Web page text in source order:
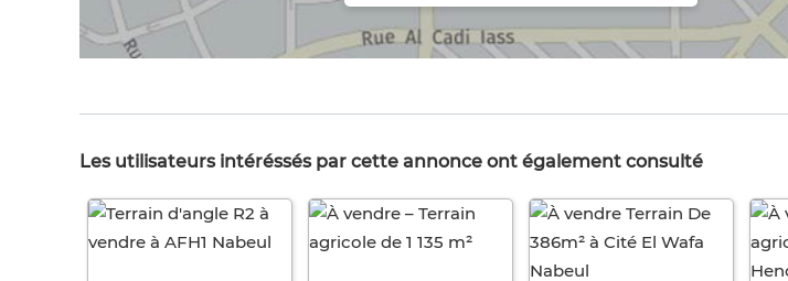
Les utilisateurs intéréssés par cette annonce ont également consulté